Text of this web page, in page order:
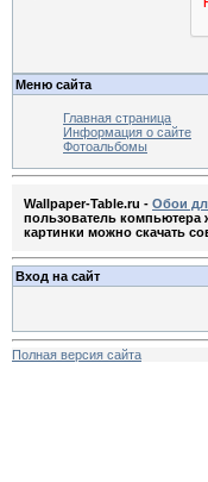
Меню сайта
Главная страница
Информация о сайте
Фотоальбомы
Wallpaper-Table.ru - Обои
пользователь компьютера
картинки можно скачать
Вход на сайт
Полная версия сайта